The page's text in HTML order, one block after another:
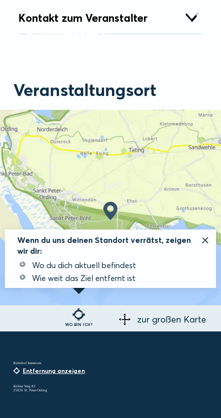
Kontakt zum Veranstalter
Veranstaltungsort
WO BIN ICH?
Wenn du uns deinen Standort verrätst, zeigen
wir dir:
Wo du dich aktuell befindest
Wie weit das Ziel entfernt ist
zur großen Karte
Reiterhof Immensee
Entfernung anzeigen
Böhler Weg 83
25826 St. Peter-Ording